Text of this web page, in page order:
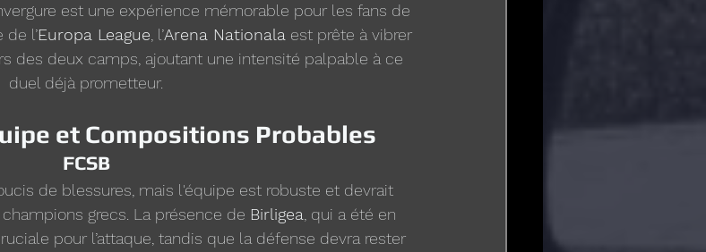
est une expérience mémorable pour les fans de
de l’Europa League , l’Arena Nationala est prête à vibrer
des deux camps, ajoutant une intensité palpable à ce
duel déjà prometteur.
et Compositions Probables
FCSB
de blessures, mais l'équipe est robuste et devrait
grecs. La présence de Birligea , qui a été en
pour l’attaque, tandis que la défense devra rester